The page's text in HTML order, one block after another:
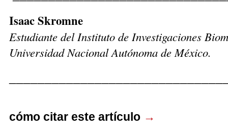
Isaac Skromne
Estudiante del Instituto de Investigaciones
Universidad Nacional Autónoma de México.
cómo citar este artículo →